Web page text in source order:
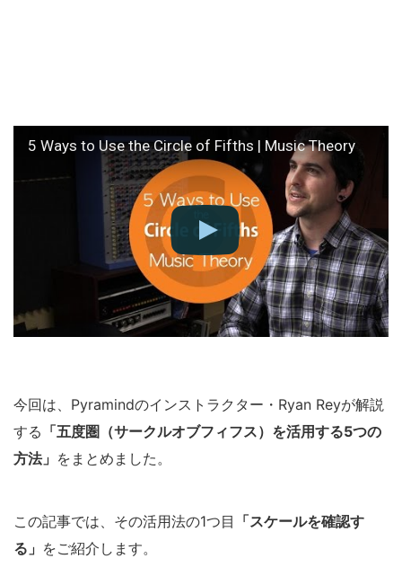
5 Ways to Use the Circle of Fifths | Music Theory
今回は、Pyramindのインストラクター・Ryan Reyが解説
する 「五度圏（サークルオブフィフス）を活用する5つの
方法」 をまとめました。
この記事では、その活用法の1つ目 「スケールを確認す
る」 をご紹介します。